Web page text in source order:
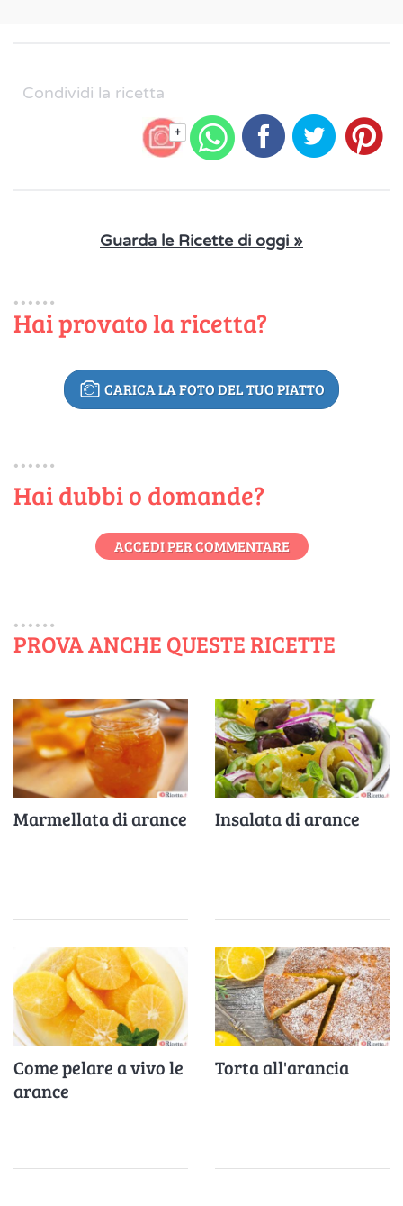
Condividi la ricetta
+
Guarda le Ricette di oggi »
Hai provato la ricetta?
CARICA LA FOTO DEL TUO PIATTO
Hai dubbi o domande?
ACCEDI PER COMMENTARE
PROVA ANCHE QUESTE RICETTE
Marmellata di arance Insalata di arance
Come pelare a vivo le
arance
Torta all'arancia